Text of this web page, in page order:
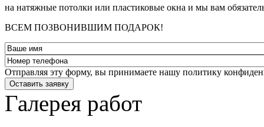
на натяжные потолки или пластиковые окна и мы вам
ВСЕМ ПОЗВОНИВШИМ ПОДАРОК!
Отправляя эту форму, вы принимаете нашу политику
Оставить заявку
Галерея работ